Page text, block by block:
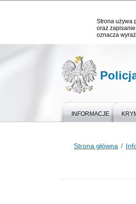
Strona używa
oraz
oznacza
INFORMACJE
Strona główna